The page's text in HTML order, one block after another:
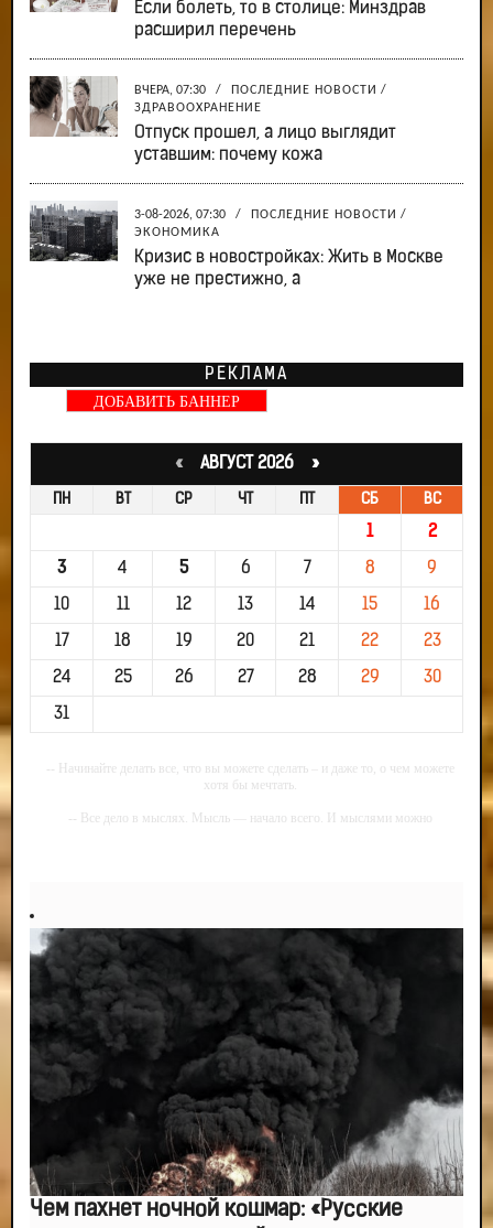
Если болеть, то в столице: Минздрав
расширил перечень
ВЧЕРА, 07:30 / ПОСЛЕДНИЕ НОВОСТИ /
ЗДРАВООХРАНЕНИЕ
Отпуск прошел, а лицо выглядит
уставшим: почему кожа
3-08-2026, 07:30 / ПОСЛЕДНИЕ НОВОСТИ /
ЭКОНОМИКА
Кризис в новостройках: Жить в Москве
уже не престижно, а
РЕКЛАМА
ДОБАВИТЬ БАННЕР
«АВГУСТ 2026 »
ПН ВТ СР ЧТ ПТ СБ ВС
1 2
3 4 5 6 7 8 9
10 11 12 13 14 15 16
17 18 19 20 21 22 23
24 25 26 27 28 29 30
31
-- Начинайте делать все, что вы можете сделать – и даже то, о чем можете
хотя бы мечтать.
-- Все дело в мыслях. Мысль — начало всего. И мыслями можно
-- Самое большое богатство — это ум. Самая большая нищета — глупость.
Из всех страхов самый пугающий — самолюбование.
-- Лучшее, что можно сделать с хорошим советом, это пропустить его
мимо ушей. Он никогда не бывает полезен никому, кроме того, кто его дал.
-- Люблю давать советы и очень не люблю, когда их дают мне.
Чем пахнет ночной кошмар: «Русские